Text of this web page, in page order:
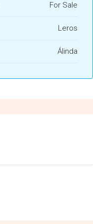
For Sale
Leros
Álinda